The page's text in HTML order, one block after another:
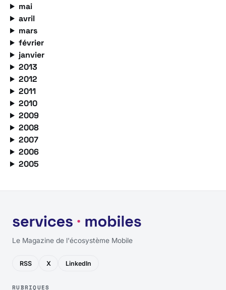
mai
avril
mars
février
janvier
2013
2012
2011
2010
2009
2008
2007
2006
2005
Le Magazine de l'écosystème Mobile
RSS X LinkedIn
RUBRIQUES